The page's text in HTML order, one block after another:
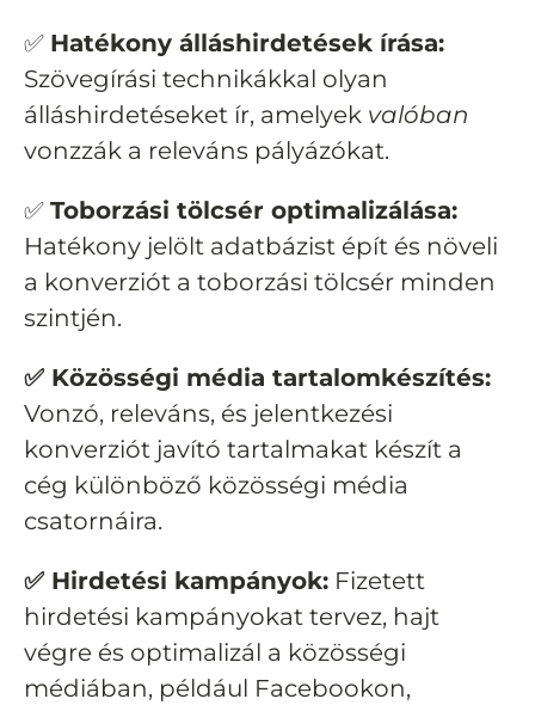
✅ Hatékony álláshirdetések írása:
Szövegírási technikákkal olyan
álláshirdetéseket ír, amelyek valóban
vonzzák a releváns pályázókat.
✅ Toborzási tölcsér optimalizálása:
Hatékony jelölt adatbázist épít és növeli
a konverziót a toborzási tölcsér minden
szintjén.
✅ Közösségi média tartalomkészítés:
Vonzó, releváns, és jelentkezési
konverziót javító tartalmakat készít a
cég különböző közösségi média
csatornáira.
✅ Hirdetési kampányok: Fizetett
hirdetési kampányokat tervez, hajt
végre és optimalizál a közösségi
médiában, például Facebookon,